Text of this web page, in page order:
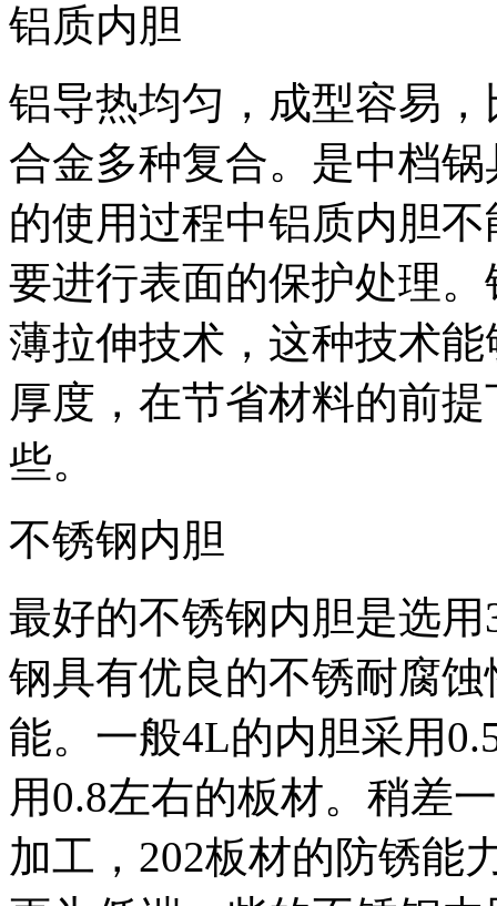
铝质内胆
铝导热均匀，成型容易
合金多种复合。是中档
的使用过程中铝质内胆
要进行表面的保护处理
薄拉伸技术，这种技术
厚度，在节省材料的前
些。
不锈钢内胆
最好的不锈钢内胆是选
钢具有优良的不锈耐腐
能。一般4L的内胆采用
用0.8左右的板材。稍差
加工，202板材的防锈能